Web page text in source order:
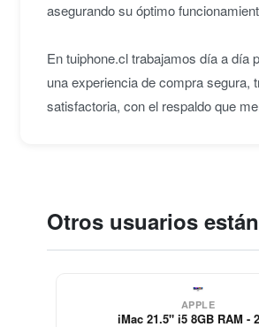
asegurando su óptimo
En tuiphone.cl trabajamos día a día
una experiencia de compra segura,
satisfactoria, con el respaldo que
Otros usuarios
APPLE
iMac 21.5" i5 8GB RAM -